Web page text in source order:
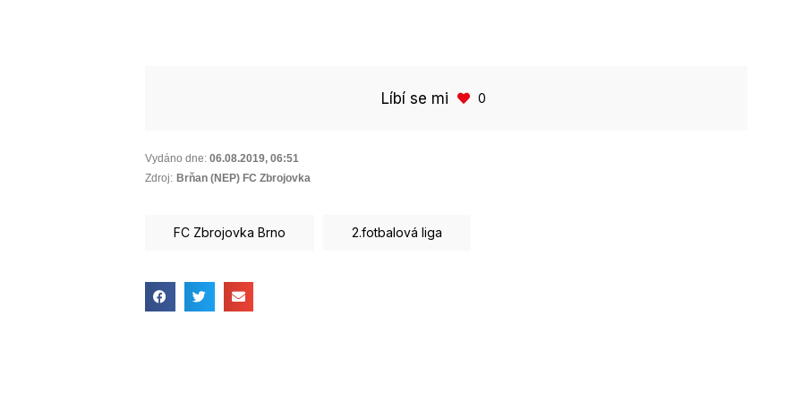
Líbí se mi 0
Vydáno dne: 06.08.2019, 06:51
Zdroj: Brňan (NEP) FC Zbrojovka
FC Zbrojovka Brno 2.fotbalová liga